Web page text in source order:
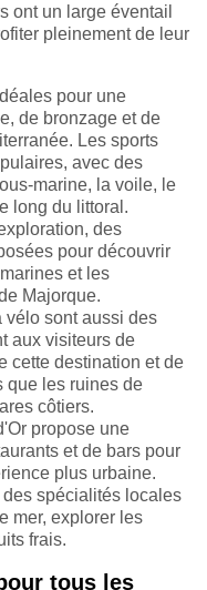
ont un large éventail
pleinement de leur
pour une
de bronzage et de
Les sports
avec des
marine, la voile, le
long du littoral.
des
pour découvrir
et les
Majorque.
vélo sont aussi des
aux visiteurs de
cette destination et de
que les ruines de
côtiers.
propose une
et de bars pour
plus urbaine.
spécialités locales
mer, explorer les
frais.
tous les